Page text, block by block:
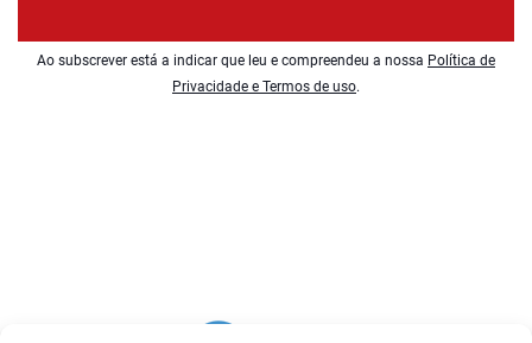
Ao subscrever está a indicar que leu e compreendeu a nossa Política de
Privacidade e Termos de uso.